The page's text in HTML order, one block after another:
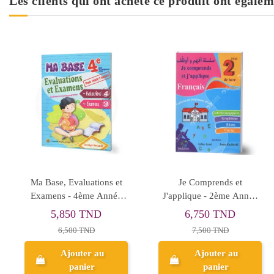
Palmares - 2ème Année
Primaire
5,850 TND
6,500 TND
Ajouter au
panier
Ma Base, Evaluation end
Exams - 6th Basic
Education
4,500 TND
5,000 TND
Ajouter au
panier